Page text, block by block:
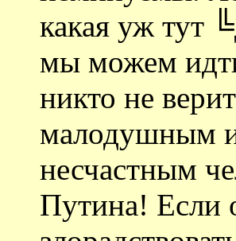
какая уж тут
мы можем
никто не
малодушным
несчастным
Путина! Если